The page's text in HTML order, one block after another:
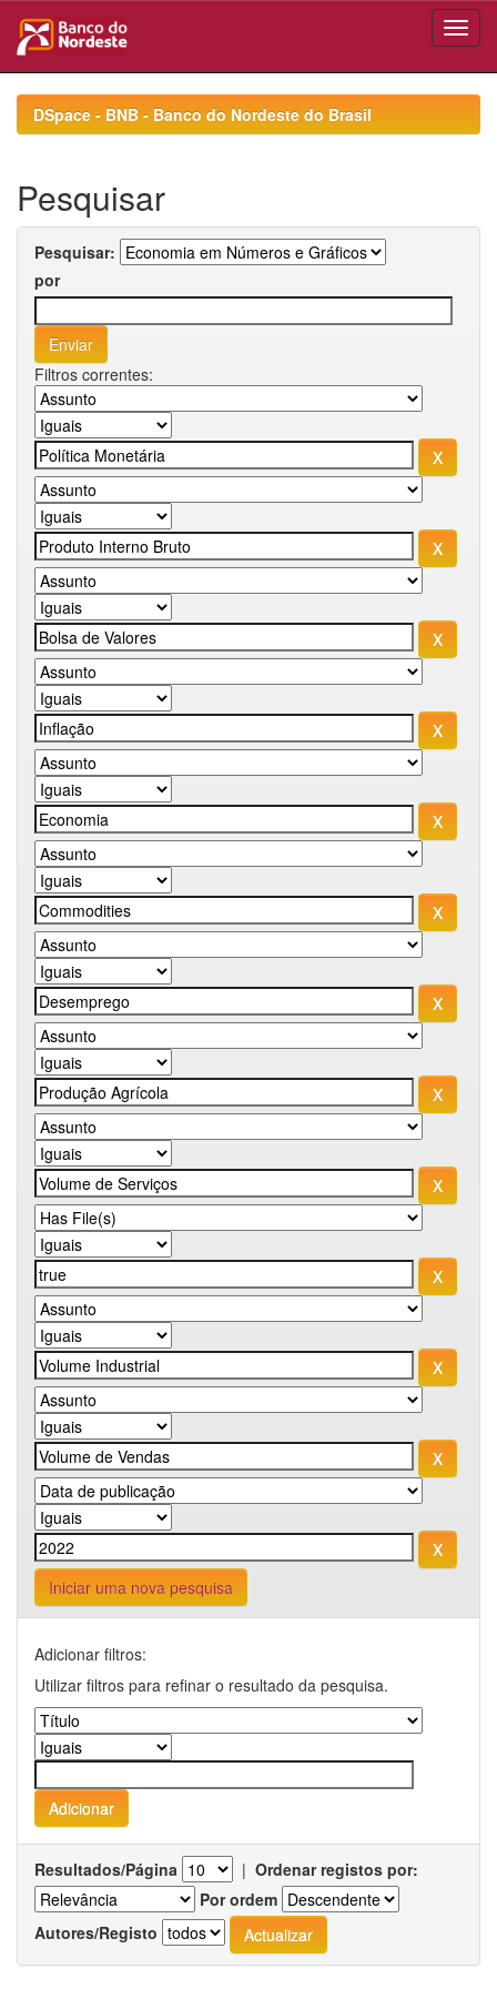
navigationDSpace - BNB - Banco do Nordeste do Brasil
Pesquisar
Pesquisar:
por
Filtros correntes:
Iniciar uma nova pesquisa
Adicionar filtros:
Utilizar filtros para refinar o resultado da pesquisa.
Resultados/Página | Ordenar registos por:
Por ordem
Autores/Registo